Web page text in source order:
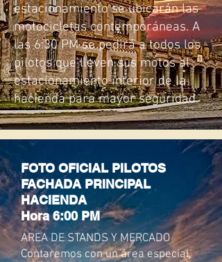
estacionamiento se ubicarán las
motocicletas contemporáneas. A
las 6:30 PM se pedirá a todos los
pilotos que lleven sus motos al
estacionamiento interior de la
hacienda para mayor seguridad.
FOTO OFICIAL PILOTOS
FACHADA PRINCIPAL
HACIENDA
Hora 6:00 PM
AREA DE STANDS Y MERCADO
Contaremos con un área especial,